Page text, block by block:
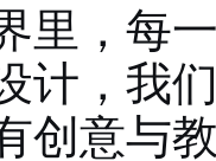
里，每
计，我
创意与